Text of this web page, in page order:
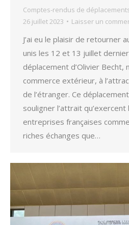
Comptes-rendus de
26 juillet 2023
Laisser un
J’ai eu le plaisir de retourner
unis les 12 et 13 juillet
déplacement d’Olivier Becht,
commerce extérieur, à
de l’étranger. Ce
souligner l’attrait
entreprises françaises
riches échanges que…